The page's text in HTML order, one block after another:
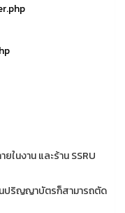
นงาน และร้าน SSRU
นปริญญาบัตรก็สามารถตัด